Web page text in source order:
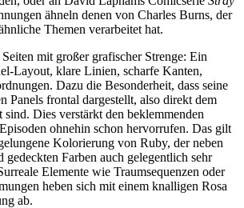
ähneln denen von Charles Burns, der
Themen verarbeitet hat.
mit großer grafischer Strenge: Ein
Layout, klare Linien, scharfe Kanten,
Dazu die Besonderheit, dass seine
Panels frontal dargestellt, also direkt dem
sind. Dies verstärkt den beklemmenden
ohnehin schon hervorrufen. Das gilt
Kolorierung von Ruby, der neben
gedeckten Farben auch gelegentlich sehr
Elemente wie Traumsequenzen oder
heben sich mit einem knalligen Rosa
ab.